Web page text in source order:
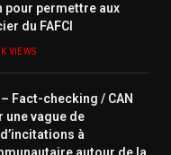
pour permettre aux
du FAFCI
VIEWS
Fact-checking / CAN
une vague de
à